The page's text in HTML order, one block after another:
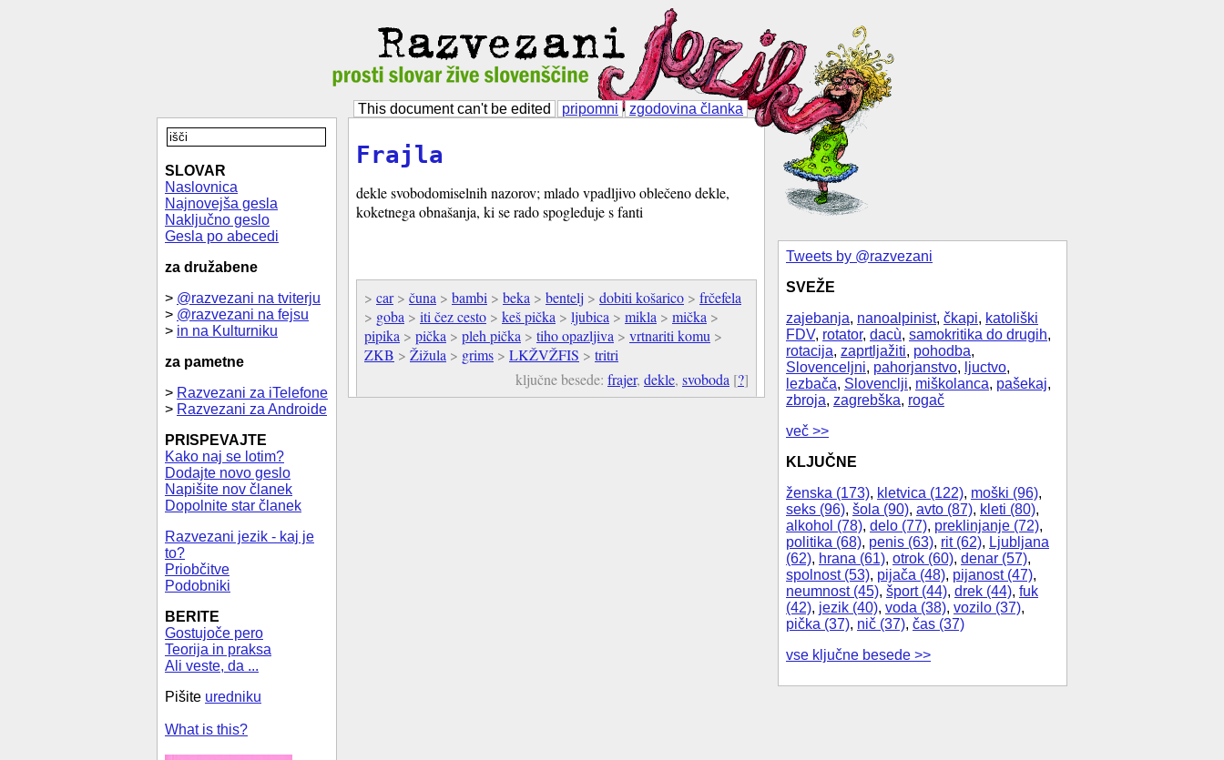
This document can't be edited pripomni zgodovina članka
Tweets by @razvezani
SVEŽE
zajebanja, nanoalpinist, čkapi, katoliški
FDV, rotator, dacù, samokritika do drugih,
rotacija, zaprtljažiti, pohodba,
Slovenceljni, pahorjanstvo, ljuctvo,
lezbača, Slovenclji, miškolanca, pašekaj,
zbroja, zagrebška, rogač
več >>
KLJUČNE
ženska (173), kletvica (122), moški (96),
seks (96), šola (90), avto (87), kleti (80),
alkohol (78), delo (77), preklinjanje (72),
politika (68), penis (63), rit (62), Ljubljana
(62), hrana (61), otrok (60), denar (57),
spolnost (53), pijača (48), pijanost (47),
neumnost (45), šport (44), drek (44), fuk
(42), jezik (40), voda (38), vozilo (37),
pička (37), nič (37), čas (37)
vse ključne besede >>
SLOVAR
Naslovnica
Najnovejša gesla
Naključno geslo
Gesla po abecedi
za družabene
> @razvezani na tviterju
> @razvezani na fejsu
> in na Kulturniku
za pametne
> Razvezani za iTelefone
> Razvezani za Androide
PRISPEVAJTE
Kako naj se lotim?
Dodajte novo geslo
Napišite nov članek
Dopolnite star članek
Razvezani jezik - kaj je
to?
Priobčitve
Podobniki
BERITE
Gostujoče pero
Teorija in praksa
Ali veste, da ...
Pišite uredniku
What is this?
Frajla
dekle svobodomiselnih nazorov; mlado vpadljivo oblečeno dekle,
koketnega obnašanja, ki se rado spogleduje s fanti
> car> čuna > bambi > beka > bentelj > dobiti košarico > frčefela
> goba > iti čez cesto > keš pička > ljubica > mikla > mička >
pipika > pička > pleh pička > tiho opazljiva > vrtnariti komu >
ZKB > Žižula > grims > LKŽVŽFIS > tritri
ključne besede: frajer, dekle, svoboda [?]